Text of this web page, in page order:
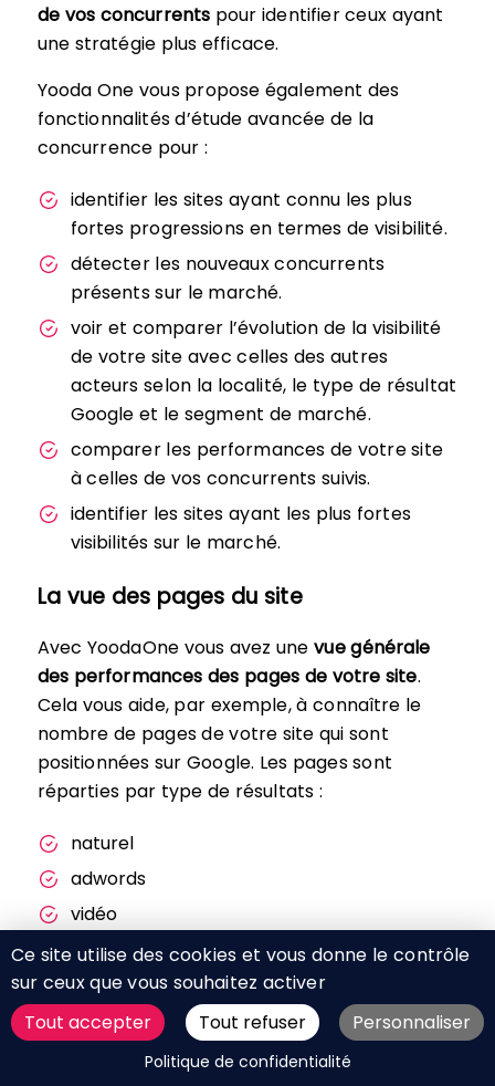
de vos concurrents pour identifier ceux ayant
une stratégie plus efficace.
Yooda One vous propose également des
fonctionnalités d’étude avancée de la
concurrence pour :
identifier les sites ayant connu les plus
fortes progressions en termes de visibilité.
détecter les nouveaux concurrents
présents sur le marché.
voir et comparer l’évolution de la visibilité
de votre site avec celles des autres
acteurs selon la localité, le type de résultat
Google et le segment de marché.
comparer les performances de votre site
à celles de vos concurrents suivis.
identifier les sites ayant les plus fortes
visibilités sur le marché.
La vue des pages du site
Avec YoodaOne vous avez unevue générale
des performances des pages de votre site.
Cela vous aide, par exemple, à connaître le
nombre de pages de votre site qui sont
positionnées sur Google. Les pages sont
réparties par type de résultats :
naturel
adwords
vidéo
map/local
featured snippet
shopping
actualités DEMANDER UN DEVIS
Ce site utilise des cookies et vous donne le contrôle
sur ceux que vous souhaitez activer
Tout accepter
Tout refuser Personnaliser
Politique de confidentialité